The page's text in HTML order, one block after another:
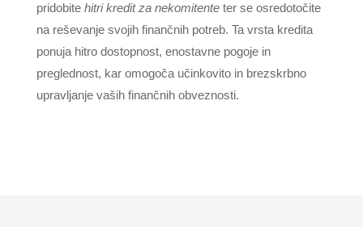
pridobite hitri kredit za nekomitenteter se osredotočite
na reševanje svojih finančnih potreb. Ta vrsta kredita
ponuja hitro dostopnost, enostavne pogoje in
preglednost, kar omogoča učinkovito in brezskrbno
upravljanje vaših finančnih obveznosti.